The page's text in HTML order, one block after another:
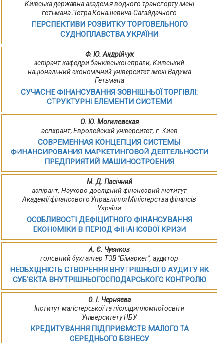
Київська державна академія водного транспорту імені
гетьмана Петра Конашевича-Сагайдачного
ПЕРСПЕКТИВИ РОЗВИТКУ ТОРГОВЕЛЬНОГО
СУДНОПЛАВСТВА УКРАЇНИ
Ф. Ю. Андрійчук
аспірант кафедри банківської справи, Київський
національний економічний університет імені Вадима
Гетьмана
СУЧАСНЕ ФІНАНСУВАННЯ ЗОВНІШНЬОЇ ТОРГІВЛІ:
СТРУКТУРНІ ЕЛЕМЕНТИ СИСТЕМИ
О. Ю. Могилевская
аспирант, Европейский університет, г. Киев
СОВРЕМЕННАЯ КОНЦЕПЦИЯ СИСТЕМЫ
ФИНАНСИРОВАНИЯ МАРКЕТИНГОВОЙ ДЕЯТЕЛЬНОСТИ
ПРЕДПРИЯТИЙ МАШИНОСТРОЕНИЯ
М. Д. Пасічний
аспірант, Науково-дослідний фінансовий інститут
Академії фінансового Управління Міністерства фінансів
України
ОСОБЛИВОСТІ ДЕФІЦИТНОГО ФІНАНСУВАННЯ
ЕКОНОМІКИ В ПЕРІОД ФІНАНСОВОЇ КРИЗИ
А. Є. Чуєнков
головний бухгалтер ТОВ "Бімаркет", аудитор
НЕОБХІДНІСТЬ СТВОРЕННЯ ВНУТРІШНЬОГО АУДИТУ ЯК
СУБ'ЄКТА ВНУТРІШНЬОГОСПОДАРСЬКОГО КОНТРОЛЮ
О. І. Черняєва
Інститут магістерської та післядипломної освіти
Університету НБУ
КРЕДИТУВАННЯ ПІДПРИЄМСТВ МАЛОГО ТА
СЕРЕДНЬОГО БІЗНЕСУ